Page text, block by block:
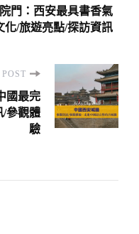
門：西安最具書香氣
化/旅遊亮點/探訪資訊
國最完
/參觀體
驗